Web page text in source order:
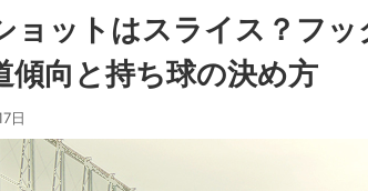
ョットはスライス？フ
傾向と持ち球の決め方
日